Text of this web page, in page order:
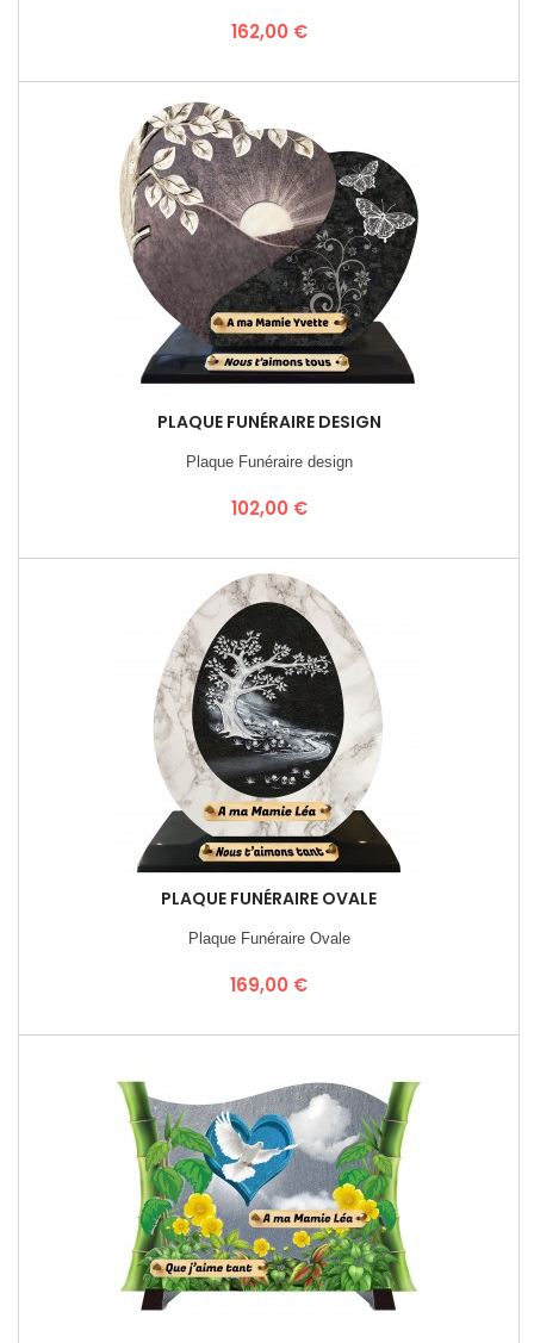
Prix
162,00 €
PLAQUE FUNÉRAIRE DESIGN
Plaque Funéraire design
Prix
102,00 €
PLAQUE FUNÉRAIRE OVALE
Plaque Funéraire Ovale
Prix
169,00 €